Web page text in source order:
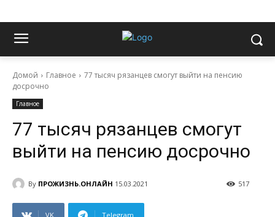
Домой Главное
77 тысяч рязанцев смогут выйти на пенсию
досрочно
Главное
77 тысяч рязанцев смогут
выйти на пенсию досрочно
By ПРОЖИЗНЬ.ОНЛАЙН 15.03.2021 517
VK Telegram